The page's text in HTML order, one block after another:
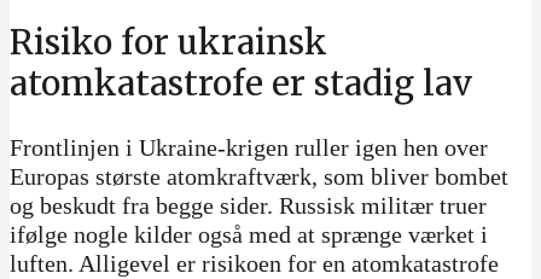
Risiko for ukrainsk
atomkatastrofe er stadig lav
Frontlinjen i Ukraine-krigen ruller igen hen over
Europas største atomkraftværk, som bliver bombet
og beskudt fra begge sider. Russisk militær truer
ifølge nogle kilder også med at sprænge værket i
luften. Alligevel er risikoen for en atomkatastrofe